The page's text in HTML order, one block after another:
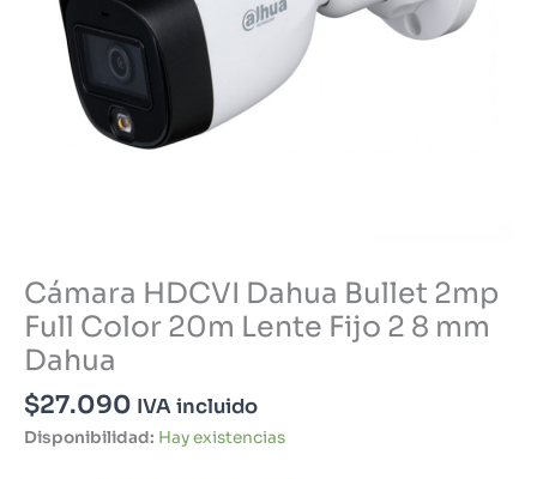
Cámara HDCVI Dahua Bullet 2mp
Full Color 20m Lente Fijo 2 8 mm
Dahua
$27.090 IVA incluido
Disponibilidad: Hay existencias